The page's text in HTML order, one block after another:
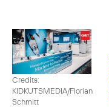
Credits:
KIDKUTSMEDIA/Florian
Schmitt